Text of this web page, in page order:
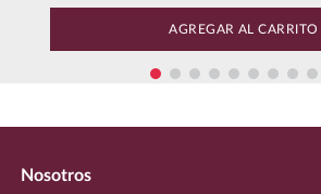
AGREGAR AL CARRITO
Nosotros